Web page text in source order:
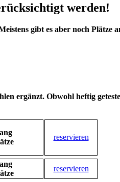
werden!
gibt es aber noch Plätze
ergänzt. Obwohl heftig
reservieren
reservieren